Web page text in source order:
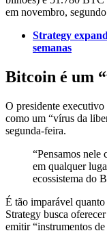
em novembro,
Strategy
semanas
Bitcoin é um
O presidente executivo
como um “vírus da
segunda-feira.
“Pensamos nele
em qualquer
ecossistema do
É tão imparável quanto
Strategy busca
emitir “instrumentos